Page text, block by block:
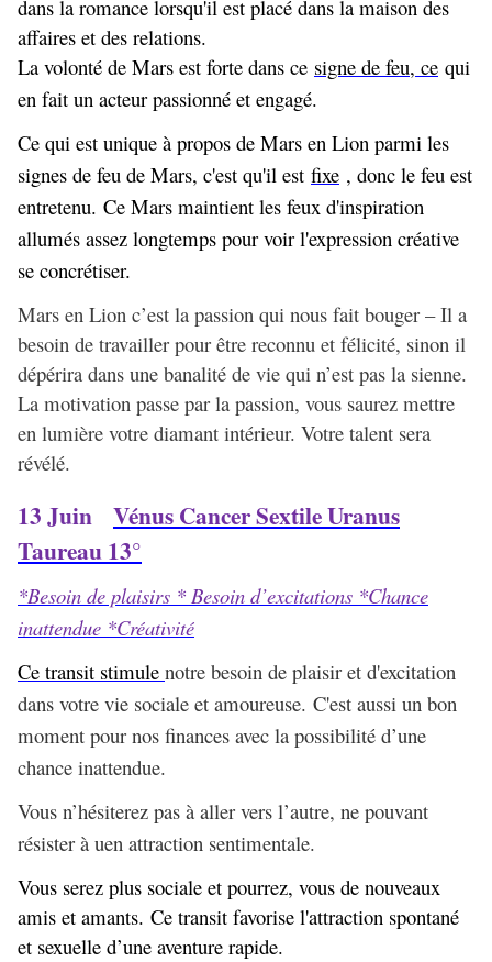
dans la romance lorsqu'il est placé dans la maison des
affaires et des relations.
La volonté de Mars est forte dans ce signe de feu, ce qui
en fait un acteur passionné et engagé.
Ce qui est unique à propos de Mars en Lion parmi les
signes de feu de Mars, c'est qu'il est fixe , donc le feu est
entretenu. Ce Mars maintient les feux d'inspiration
allumés assez longtemps pour voir l'expression créative
se concrétiser.
Mars en Lion c’est la passion qui nous fait bouger – Il a
besoin de travailler pour être reconnu et félicité, sinon il
dépérira dans une banalité de vie qui n’est pas la sienne.
La motivation passe par la passion, vous saurez mettre
en lumière votre diamant intérieur. Votre talent sera
révélé.
13 Juin Vénus Cancer Sextile Uranus
Taureau 13°
*Besoin de plaisirs * Besoin d’excitations *Chance
inattendue *Créativité
Ce transit stimule notre besoin de plaisir et d'excitation
dans votre vie sociale et amoureuse. C'est aussi un bon
moment pour nos finances avec la possibilité d’une
chance inattendue.
Vous n’hésiterez pas à aller vers l’autre, ne pouvant
résister à uen attraction sentimentale.
Vous serez plus sociale et pourrez, vous de nouveaux
amis et amants. Ce transit favorise l'attraction spontané
et sexuelle d’une aventure rapide.